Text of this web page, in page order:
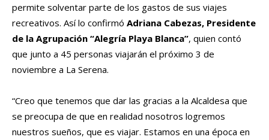
permite solventar parte de los gastos de sus viajes
recreativos. Así lo confirmó Adriana Cabezas, Presidente
de la Agrupación “Alegría Playa Blanca”, quien contó
que junto a 45 personas viajarán el próximo 3 de
noviembre a La Serena.
“Creo que tenemos que dar las gracias a la Alcaldesa que
se preocupa de que en realidad nosotros logremos
nuestros sueños, que es viajar. Estamos en una época en